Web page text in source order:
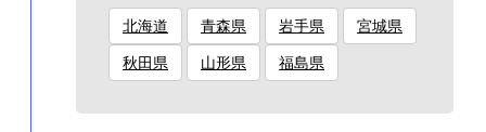
北海道 青森県 岩手県 宮城県
秋田県 山形県 福島県